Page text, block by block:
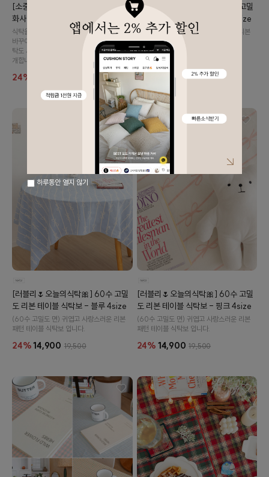
[소중한 하루✨테이블위작은선물🎁 ]
화사한 테이블 식탁보 16종
식탁을 바꿀 수 없다면, 식탁보로 분위기를
바꾸어 보시는 건 어떠실까요?..🤍 오늘의 식
탁도 사랑스럽게;; 테이블 식탁보 16종을 소
개합니다 *.*
24%
[러블리🌷오늘의식탁🎀] 60수 고밀
도 리본 테이블 식탁보 - 그린 4size
(60수 고밀도 면) 귀엽고 사랑스러운 리본
패턴 테이블 식탁보 입니다.
24%14,900
[러블리🌷오늘의식탁🎀] 60수 고밀
도 리본 테이블 식탁보 - 블루 4size
(60수 고밀도 면) 귀엽고 사랑스러운 리본
패턴 테이블 식탁보 입니다.
24%14,900 19,500
[러블리🌷오늘의식탁🎀] 60수 고밀
도 리본 테이블 식탁보 - 핑크 4size
(60수 고밀도 면) 귀엽고 사랑스러운 리본
패턴 테이블 식탁보 입니다.
24% 14,900 19,500
하루동안 열지 않기